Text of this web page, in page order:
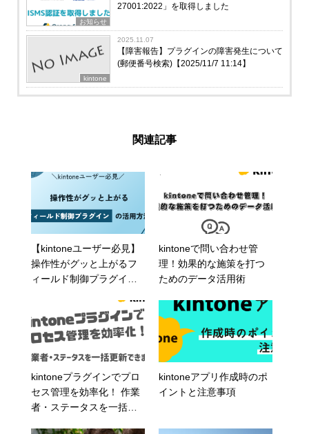
お知らせ
27001:2022」を取得しました
kintone
2025.11.07
【障害報告】プラグインの障害発生について
(郵便番号検索)【2025/11/7 11:14】
関連記事
【kintoneユーザー必見】
操作性がグッと上がるフ
ィールド制御プラグイン
kintoneで問い合わせ管
理！効果的な施策を打つ
ためのデータ活用術
kintoneプラグインでプロ
セス管理を効率化！ 作業
者・ステータスを一括更
kintoneアプリ作成時のポ
イントと注意事項